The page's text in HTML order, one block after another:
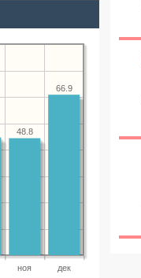
ноя дек
66.9
48.8